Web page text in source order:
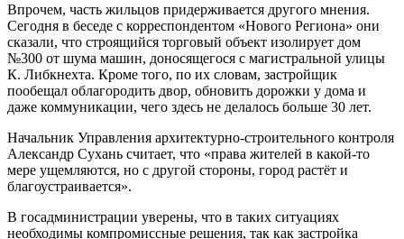
Впрочем, часть жильцов придерживается другого мнения.
Сегодня в беседе с корреспондентом «Нового Региона» они
сказали, что строящийся торговый объект изолирует дом
№300 от шума машин, доносящегося с магистральной улицы
К. Либкнехта. Кроме того, по их словам, застройщик
пообещал облагородить двор, обновить дорожки у дома и
даже коммуникации, чего здесь не делалось больше 30 лет.
Начальник Управления архитектурно-строительного контроля
Александр Сухань считает, что «права жителей в какой-то
мере ущемляются, но с другой стороны, город растёт и
благоустраивается».
В госадминистрации уверены, что в таких ситуациях
необходимы компромиссные решения, так как застройка